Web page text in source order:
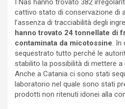
I Nas hanno trovato 382
cattivo stato di conservazione di
l’assenza di tracciabilità degli
hanno trovato 24 tonnellate di
contaminata da micotossine. In
sequestrato tutto perché le
stabilito la possibilità di mettere a
Anche a Catania ci sono stati
laboratorio nel quale sono stati
prodotti non ritenuti idonei alla